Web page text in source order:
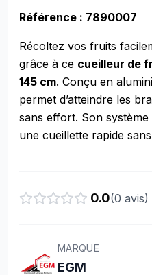
Référence : 7890007
Récoltez vos fruits
grâce à ce cueilleur de
145 cm. Conçu en
permet d’atteindre les
sans effort. Son
une cueillette rapide
0.0(0 avis)
MARQUE
EGM